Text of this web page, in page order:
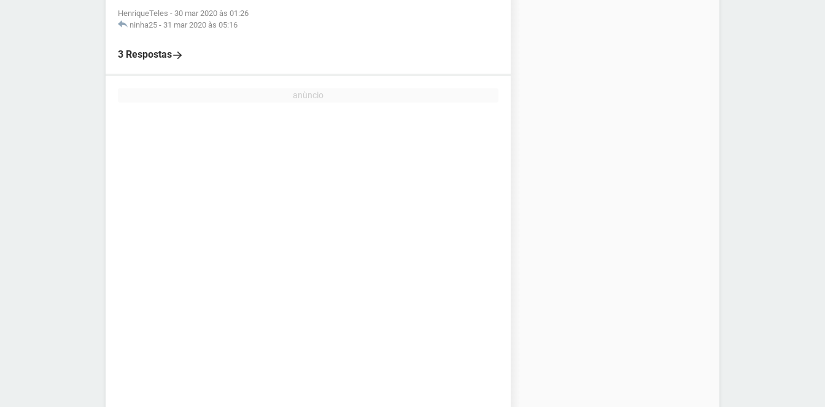
HenriqueTeles - 30 mar 2020 às 01:26
ninha25 - 31 mar 2020 às 05:16
3 Respostas